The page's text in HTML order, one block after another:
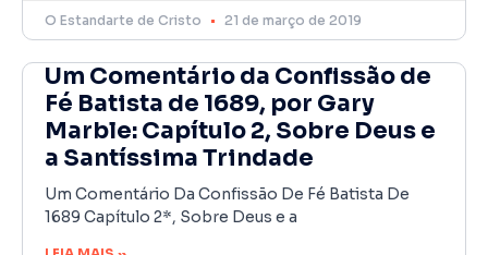
O Estandarte de Cristo 21 de março de 2019
Um Comentário da Confissão de
Fé Batista de 1689, por Gary
Marble: Capítulo 2, Sobre Deus e
a Santíssima Trindade
Um Comentário Da Confissão De Fé Batista De
1689 Capítulo 2*, Sobre Deus e a